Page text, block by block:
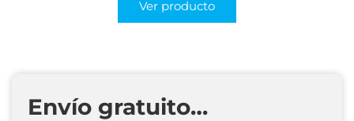
Ver producto
Envío gratuito…